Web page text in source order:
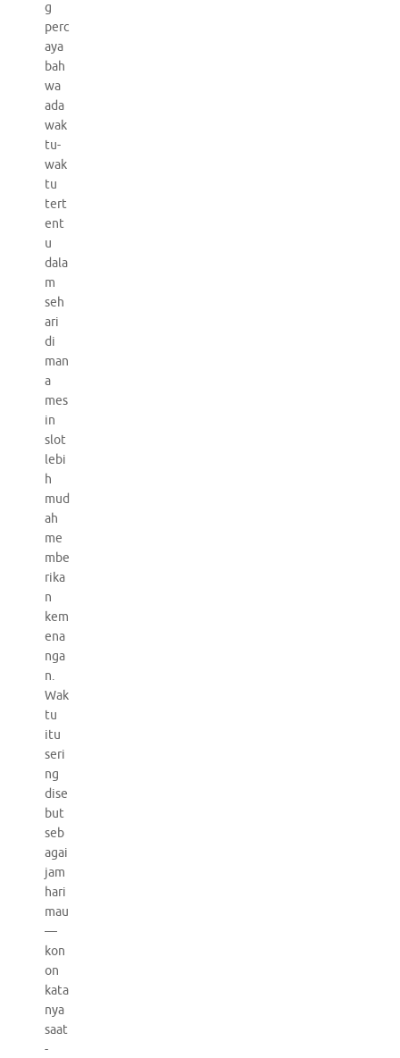
g
perc
aya
bah
wa
ada
wak
tu-
wak
tu
tert
ent
u
dala
m
seh
ari
di
man
a
mes
in
slot
lebi
h
mud
ah
me
mbe
rika
n
kem
ena
nga
n.
Wak
tu
itu
seri
ng
dise
but
seb
agai
jam
hari
mau
—
kon
on
kata
nya
saat
-